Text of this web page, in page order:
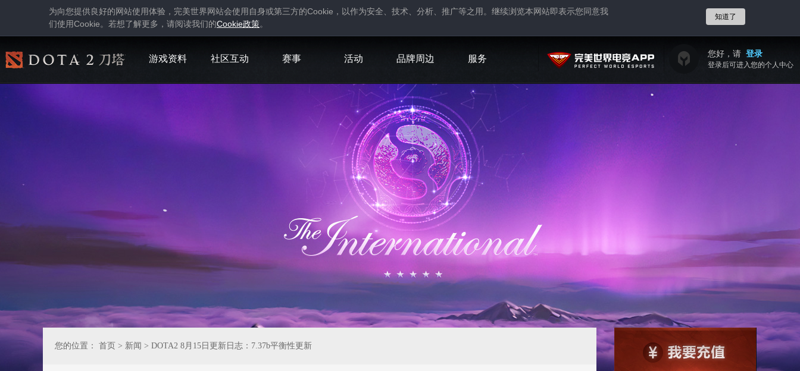
为向您提供良好的网站使用体验，完美世界网站会使用自身或第三方的Cookie ，以作为安全、技术、分析、推广等之用。继续浏览本网站即表示您同意我
们使用Cookie。若想了解更多，请阅读我们的Cookie政策。
知道了
游戏资料 社区互动 赛事 活动 品牌周边 服务 您好，请 登录
登录后可进入您的个人中心
您的位置： 首页 > 新闻 > DOTA2 8月15日更新日志：7.37b平衡性更新